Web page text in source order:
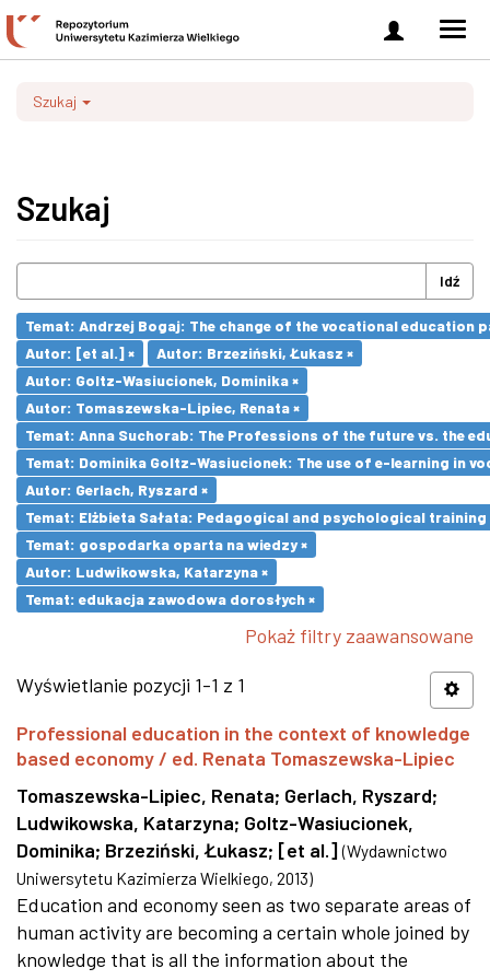
Zaloguj
się
Szukaj
Szukaj
Idź
Temat: Andrzej Bogaj: The change of the vocational education
Autor: [et al.] ×
Autor: Brzeziński, Łukasz ×
Autor: Goltz-Wasiucionek, Dominika ×
Autor: Tomaszewska-Lipiec, Renata ×
Temat: Anna Suchorab: The Professions of the future vs. the
Temat: Dominika Goltz-Wasiucionek: The use of e-learning in
Autor: Gerlach, Ryszard ×
Temat: Elżbieta Sałata: Pedagogical and psychological
Temat: gospodarka oparta na wiedzy ×
Autor: Ludwikowska, Katarzyna ×
Temat: edukacja zawodowa dorosłych ×
Pokaż filtry zaawansowane
Wyświetlanie pozycji 1-1 z 1
Professional education in the context of knowledge
based economy / ed. Renata Tomaszewska-Lipiec
Tomaszewska-Lipiec, Renata; Gerlach, Ryszard;
Ludwikowska, Katarzyna; Goltz-Wasiucionek,
Dominika; Brzeziński, Łukasz; [et al.] (Wydawnictwo
Uniwersytetu Kazimierza Wielkiego, 2013)
Education and economy seen as two separate areas of
human activity are becoming a certain whole joined by
knowledge that is all the information about the